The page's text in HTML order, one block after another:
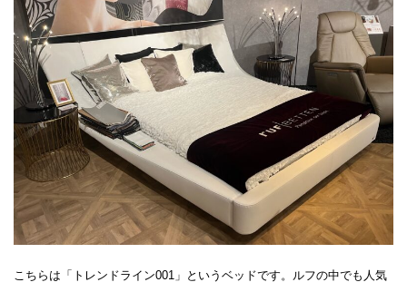
こちらは「トレンドライン001」というベッドです。ルフの中でも人気
おしらせ NEWS